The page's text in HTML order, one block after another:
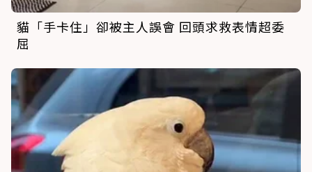
貓「手卡住」卻被主人誤會 回頭求救表情超委
屈